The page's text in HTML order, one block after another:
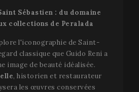
Sébastien : du domaine
collections de Peralada
l'iconographie de Saint-
classique que Guido Reni a
image de beauté idéalisée.
, historien et restaurateur
les œuvres conservées